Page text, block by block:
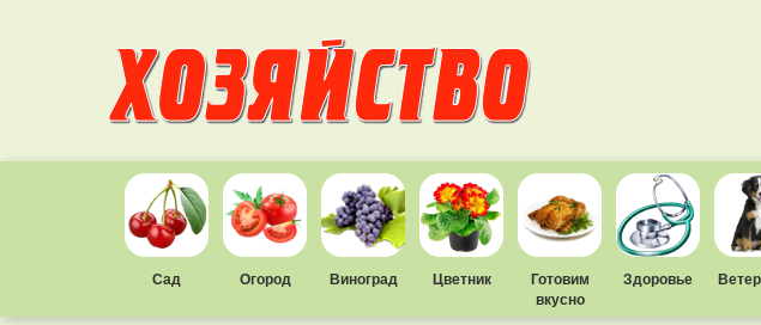
Сад Огород Виноград Цветник
Готовим
вкусно
Здоровье